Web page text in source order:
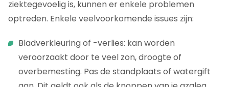
ziektegevoelig is, kunnen er enkele problemen
optreden. Enkele veelvoorkomende issues zijn:
Bladverkleuring of -verlies: kan worden
veroorzaakt door te veel zon, droogte of
overbemesting. Pas de standplaats of watergift